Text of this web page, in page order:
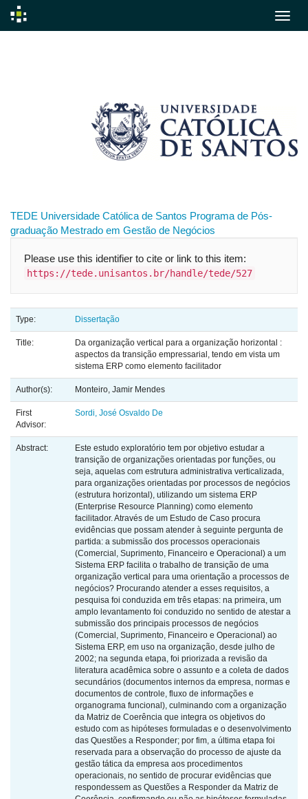
TEDE Universidade Católica de Santos Programa de Pós-
graduação Mestrado em Gestão de Negócios
Please use this identifier to cite or link to this item:
https://tede.unisantos.br/handle/tede/527
Type: Dissertação
Title:
Da organização vertical para a organização horizontal :
aspectos da transição empressarial, tendo em vista um
sistema ERP como elemento facilitador
Author(s): Monteiro, Jamir Mendes
First
Advisor:
Sordi, José Osvaldo De
Abstract:
Este estudo exploratório tem por objetivo estudar a
transição de organizações orientadas por funções, ou
seja, aquelas com estrutura administrativa verticalizada,
para organizações orientadas por processos de negócios
(estrutura horizontal), utilizando um sistema ERP
(Enterprise Resource Planning) como elemento
facilitador. Através de um Estudo de Caso procura
evidências que possam atender à seguinte pergunta de
partida: a submissão dos processos operacionais
(Comercial, Suprimento, Financeiro e Operacional) a um
Sistema ERP facilita o trabalho de transição de uma
organização vertical para uma orientação a processos de
negócios? Procurando atender a esses requisitos, a
pesquisa foi conduzida em três etapas: na primeira, um
amplo levantamento foi conduzido no sentido de atestar a
submissão dos principais processos de negócios
(Comercial, Suprimento, Financeiro e Operacional) ao
Sistema ERP, em uso na organização, desde julho de
2002; na segunda etapa, foi priorizada a revisão da
literatura acadêmica sobre o assunto e a coleta de dados
secundários (documentos internos da empresa, normas e
documentos de controle, fluxo de informações e
organograma funcional), culminando com a organização
da Matriz de Coerência que integra os objetivos do
estudo com as hipóteses formuladas e o desenvolvimento
das Questões a Responder; por fim, a última etapa foi
reservada para a observação do processo de ajuste da
gestão tática da empresa aos procedimentos
operacionais, no sentido de procurar evidências que
respondessem as Questões a Responder da Matriz de